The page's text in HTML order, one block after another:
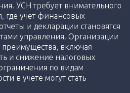
УСН требует внимательного
где учет финансовых
и декларации становятся
управления. Организации
преимущества, включая
и снижение налоговых
по видам
в учете могут стать